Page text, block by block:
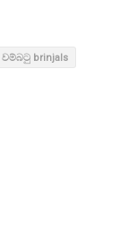
වම්බටු brinjals